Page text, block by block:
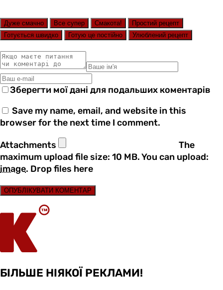
Дуже смачно Все супер Смакота!
Простий рецепт
Готується швидко
Готую це постійно Улюблений рецепт
Зберегти мої дані для подальших коментарів
Save my name, email, and website in this
browser for the next time I comment.
Attachments
The
maximum upload file size: 10 MB.You can upload:
image. Drop files here
ОПУБЛІКУВАТИ КОМЕНТАР
БІЛЬШЕ НІЯКОЇ РЕКЛАМИ!